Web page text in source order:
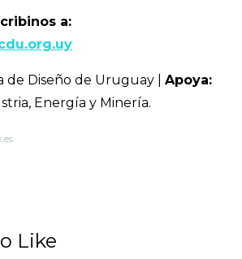
a:
de Diseño de Uruguay | Apoya:
Energía y Minería.
Like